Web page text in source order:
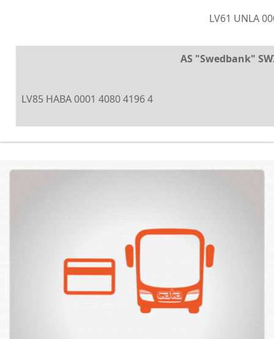
LV61 UNLA
AS "Swedbank"
LV85 HABA 0001 4080 4196 4